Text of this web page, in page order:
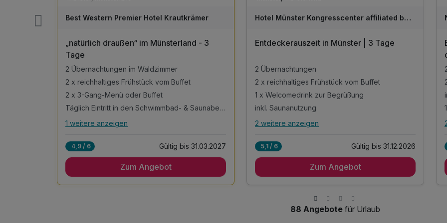
Best Western Premier Hotel Krautkrämer
„natürlich draußen“ im Münsterland - 3
Tage
2 Übernachtungen im Waldzimmer
2 x reichhaltiges Frühstück vom Buffet
2 x 3-Gang-Menü oder Buffet
Täglich Eintritt in den Schwimmbad- & Saunabereich
Alle Inklusivleistungen
2 x reichhaltiges Frühstück vom Buffet
1 weitere anzeigen
4,9 / 6 Gültig bis 31.03.2027
Zum Angebot
Hotel Münster Kongresscenter affiliated by Meliá
Entdeckerauszeit in Münster | 3 Tage
2 Übernachtungen
2 x reichhaltiges Frühstück vom Buffet
1 x Welcomedrink zur Begrüßung
inkl. Saunanutzung
Alle Inklusivleistungen
2 x reichhaltiges Frühstück vom Buffet
inkl. Parkplatz am Hotel
2 weitere anzeigen
5,1 / 6 Gültig bis 31.12.2026
Zum Angebot
88 Angebote für Urlaub